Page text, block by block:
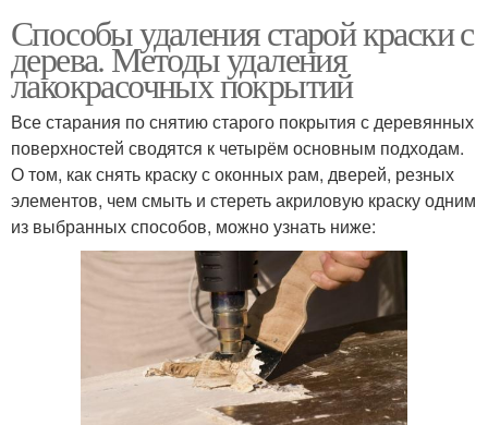
Способы удаления старой краски с
дерева. Методы удаления
лакокрасочных покрытий
Все старания по снятию старого покрытия с деревянных
поверхностей сводятся к четырём основным подходам.
О том, как снять краску с оконных рам, дверей, резных
элементов, чем смыть и стереть акриловую краску одним
из выбранных способов, можно узнать ниже: